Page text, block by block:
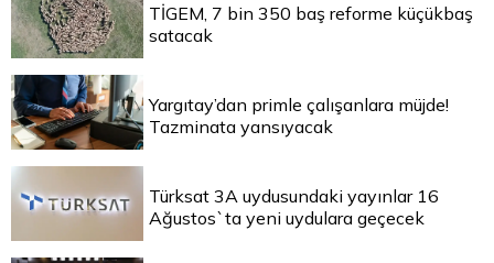
TİGEM, 7 bin 350 baş reforme küçükbaş
satacak
Yargıtay’dan primle çalışanlara müjde!
Tazminata yansıyacak
Türksat 3A uydusundaki yayınlar 16
Ağustos`ta yeni uydulara geçecek